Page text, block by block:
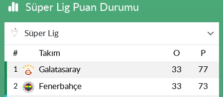
Süper Lig Puan Durumu
Süper Lig
# Takım O P
1 Galatasaray 33 77
2 Fenerbahçe 33 73